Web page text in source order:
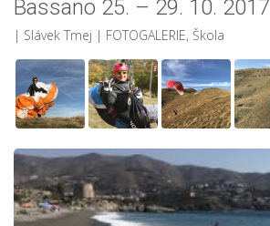
Bassano 25. – 29. 10. 2017
| Slávek Tmej | FOTOGALERIE, Škola